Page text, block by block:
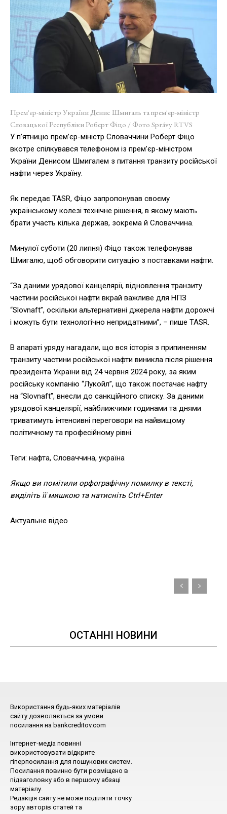
Прем'єр-міністр України Денис Шмигаль та прем'єр-міністр
Словацької Республіки Роберт Фіцо / Фото Správy RTVS
У п’ятницю прем’єр-міністр Словаччини Роберт Фіцо
вкотре спілкувався телефоном із прем’єр-міністром
України Денисом Шмигалем з питання транзиту російської
нафти через Україну.
Як передає TASR, Фіцо запропонував своєму
українському колезі технічне рішення, в якому мають
брати участь кілька держав, зокрема й Словаччина.
Минулої суботи (20 липня) Фіцо також телефонував
Шмигалю, щоб обговорити ситуацію з поставками нафти.
“За даними урядової канцелярії, відновлення транзиту
частини російської нафти вкрай важливе для НПЗ
“Slovnaft”, оскільки альтернативні джерела нафти дорожчі
і можуть бути технологічно непридатними”, – пише TASR.
В апараті уряду нагадали, що вся історія з припиненням
транзиту частини російської нафти виникла після рішення
президента України від 24 червня 2024 року, за яким
російську компанію “Лукойл”, що також постачає нафту
на “Slovnaft”, внесли до санкційного списку. За даними
урядової канцелярії, найближчими годинами та днями
триватимуть інтенсивні переговори на найвищому
політичному та професійному рівні.
Теги: нафта, Словаччина, україна
Якщо ви помітили орфографічну помилку в тексті,
виділіть її мишкою та натисніть Ctrl+Enter
Актуальне відео
ОСТАННІ НОВИНИ
Використання будь-яких матеріалів
сайту дозволяється за умови
посилання на bankcreditov.com
Інтернет-медіа повинні
використовувати відкрите
гіперпосилання для пошукових систем.
Посилання повинно бути розміщено в
підзаголовку або в першому абзаці
матеріалу.
Редакція сайту не може поділяти точку
зору авторів статей та